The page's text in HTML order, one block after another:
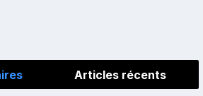
Articles récents